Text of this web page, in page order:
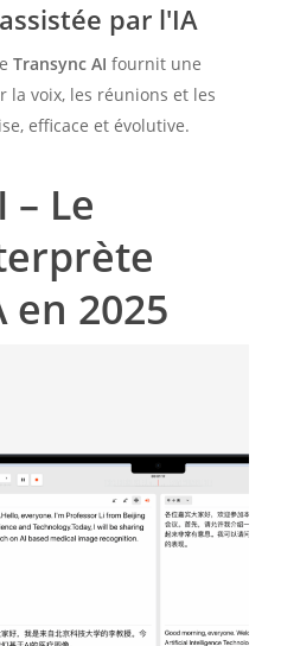
par l'IA
Transync AI fournit une
voix, les réunions et les
efficace et évolutive.
– Le
en 2025